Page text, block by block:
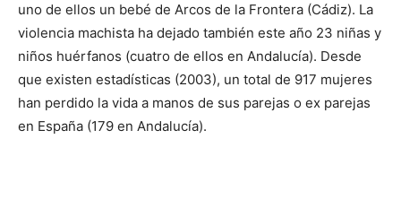
uno de ellos un bebé de Arcos de la Frontera (Cádiz). La
violencia machista ha dejado también este año 23 niñas y
niños huérfanos (cuatro de ellos en Andalucía). Desde
que existen estadísticas (2003), un total de 917 mujeres
han perdido la vida a manos de sus parejas o ex parejas
en España (179 en Andalucía).